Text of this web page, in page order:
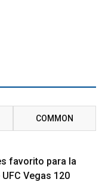
COMMON
favorito para la
Vegas 120